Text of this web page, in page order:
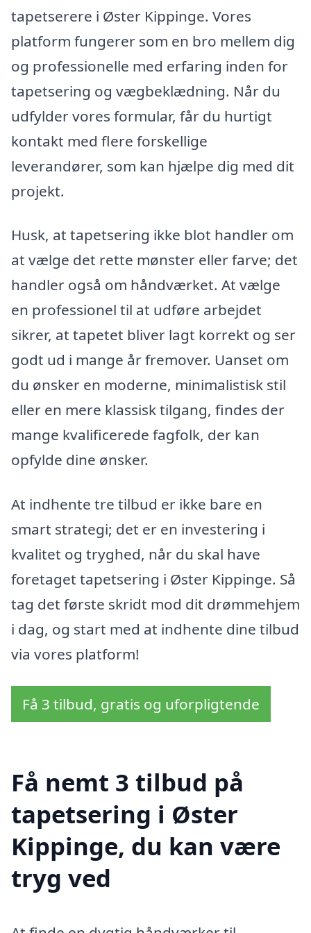
tapetserere i Øster Kippinge. Vores
platform fungerer som en bro mellem dig
og professionelle med erfaring inden for
tapetsering og vægbeklædning. Når du
udfylder vores formular, får du hurtigt
kontakt med flere forskellige
leverandører, som kan hjælpe dig med dit
projekt.
Husk, at tapetsering ikke blot handler om
at vælge det rette mønster eller farve; det
handler også om håndværket. At vælge
en professionel til at udføre arbejdet
sikrer, at tapetet bliver lagt korrekt og ser
godt ud i mange år fremover. Uanset om
du ønsker en moderne, minimalistisk stil
eller en mere klassisk tilgang, findes der
mange kvalificerede fagfolk, der kan
opfylde dine ønsker.
At indhente tre tilbud er ikke bare en
smart strategi; det er en investering i
kvalitet og tryghed, når du skal have
foretaget tapetsering i Øster Kippinge. Så
tag det første skridt mod dit drømmehjem
i dag, og start med at indhente dine tilbud
via vores platform!
Få 3 tilbud, gratis og uforpligtende
Få nemt 3 tilbud på
tapetsering i Øster
Kippinge, du kan være
tryg ved